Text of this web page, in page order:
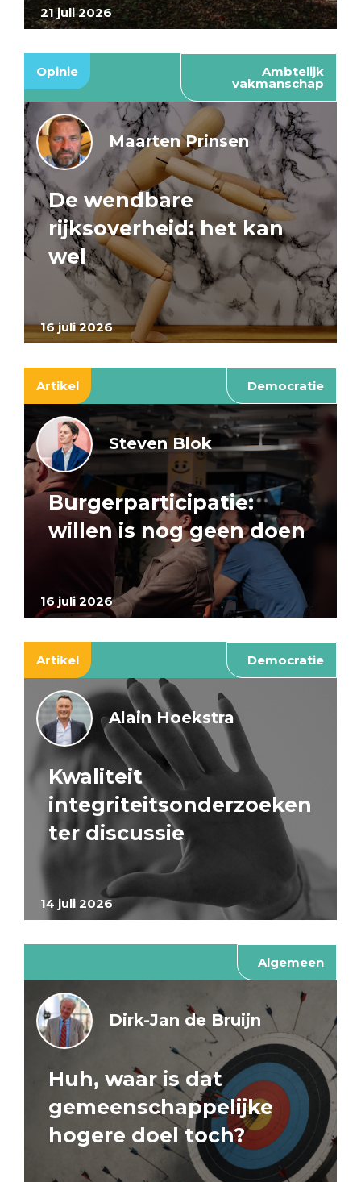
21 juli 2026
Opinie Ambtelijk
vakmanschap
16 juli 2026
Maarten Prinsen
De wendbare
rijksoverheid: het kan
wel
Artikel Democratie
16 juli 2026
Steven Blok
Burgerparticipatie:
willen is nog geen doen
Artikel Democratie
14 juli 2026
Alain Hoekstra
Kwaliteit
integriteitsonderzoeken
ter discussie
Algemeen
Dirk-Jan de Bruijn
Huh, waar is dat
gemeenschappelijke
hogere doel toch?